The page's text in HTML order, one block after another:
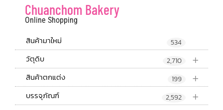
Chuanchom Bakery
Online Shopping
สินค้ามาใหม่ 534
+
วัตุดิบ 2,710
+
สินค้าตกแต่ง 199
+
บรรจุภัณฑ์ 2,592